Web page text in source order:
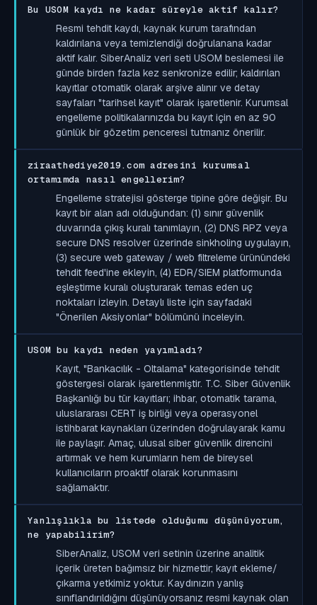
Bu USOM kaydı ne kadar süreyle aktif kalır?
Resmi tehdit kaydı, kaynak kurum tarafından
kaldırılana veya temizlendiği doğrulanana kadar
aktif kalır. SiberAnaliz veri seti USOM beslemesi ile
günde birden fazla kez senkronize edilir; kaldırılan
kayıtlar otomatik olarak arşive alınır ve detay
sayfaları "tarihsel kayıt" olarak işaretlenir. Kurumsal
engelleme politikalarınızda bu kayıt için en az 90
günlük bir gözetim penceresi tutmanız önerilir.
ziraathediye2019.com adresini kurumsal
ortamımda nasıl engellerim?
Engelleme stratejisi gösterge tipine göre değişir. Bu
kayıt bir alan adı olduğundan: (1) sınır güvenlik
duvarında çıkış kuralı tanımlayın, (2) DNS RPZ veya
secure DNS resolver üzerinde sinkholing uygulayın,
(3) secure web gateway / web filtreleme ürünündeki
tehdit feed'ine ekleyin, (4) EDR/SIEM platformunda
eşleştirme kuralı oluşturarak temas eden uç
noktaları izleyin. Detaylı liste için sayfadaki
"Önerilen Aksiyonlar" bölümünü inceleyin.
USOM bu kaydı neden yayımladı?
Kayıt, "Bankacılık - Oltalama" kategorisinde tehdit
göstergesi olarak işaretlenmiştir. T.C. Siber Güvenlik
Başkanlığı bu tür kayıtları; ihbar, otomatik tarama,
uluslararası CERT iş birliği veya operasyonel
istihbarat kaynakları üzerinden doğrulayarak kamu
ile paylaşır. Amaç, ulusal siber güvenlik direncini
artırmak ve hem kurumların hem de bireysel
kullanıcıların proaktif olarak korunmasını
sağlamaktır.
Yanlışlıkla bu listede olduğumu düşünüyorum,
ne yapabilirim?
SiberAnaliz, USOM veri setinin üzerine analitik
içerik üreten bağımsız bir hizmettir; kayıt ekleme/
çıkarma yetkimiz yoktur. Kaydınızın yanlış
sınıflandırıldığını düşünüyorsanız resmi kaynak olan